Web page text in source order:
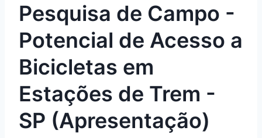
Pesquisa de Campo -
Potencial de Acesso a
Bicicletas em
Estações de Trem -
SP (Apresentação)